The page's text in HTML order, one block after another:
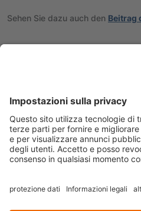
Sehen Sie dazu auch den Beitrag
Zurück zum vorherigen